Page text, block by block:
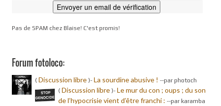
Pas de SPAM chez Blaise! C'est promis!
Forum fotoloco:
( Discussion libre )- La sourdine abusive ! --par photoch
( Discussion libre )- Le mur du con ; oups ; du son
de l’hypocrisie vient d’être franchi : --par karamba